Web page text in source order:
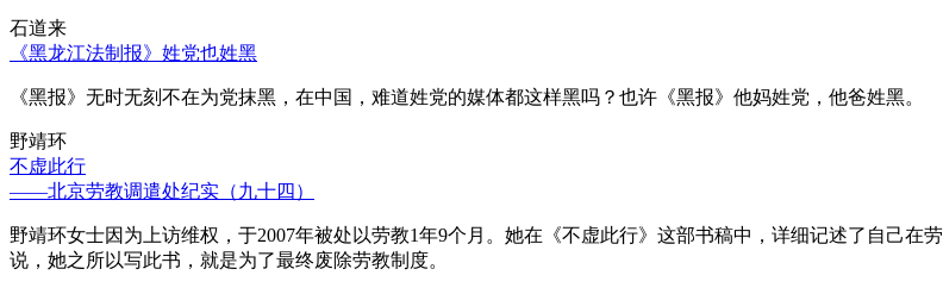
石道来
《黑龙江法制报》姓党也姓黑
《黑报》无时无刻不在为党抹黑，在中国，难道姓党的媒体都这样黑吗？也许《黑报》他妈姓党，他爸姓黑。
野靖环
不虚此行
——北京劳教调遣处纪实（九十四）
野靖环女士因为上访维权，于2007年被处以劳教1年9个月。她在《不虚此行》这部书稿中，详细记述了自己
说，她之所以写此书，就是为了最终废除劳教制度。